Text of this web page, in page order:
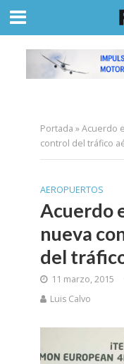
Portada »Acuerdo
control del tráfico
AEROPUERTOS
Acuerdo
nueva
del
11 marzo, 2015
Luis Calvo